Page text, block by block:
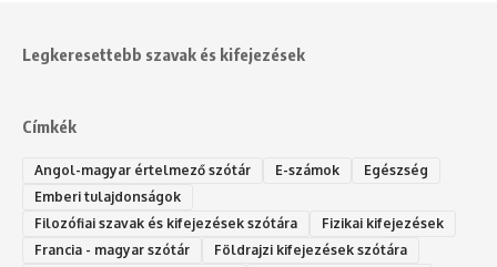
Legkeresettebb szavak és kifejezések
Címkék
Angol-magyar értelmező szótár E-számok
Egészség
Emberi tulajdonságok
Filozófiai szavak és kifejezések szótára
Fizikai kifejezések
Francia - magyar szótár
Földrajzi kifejezések szótára